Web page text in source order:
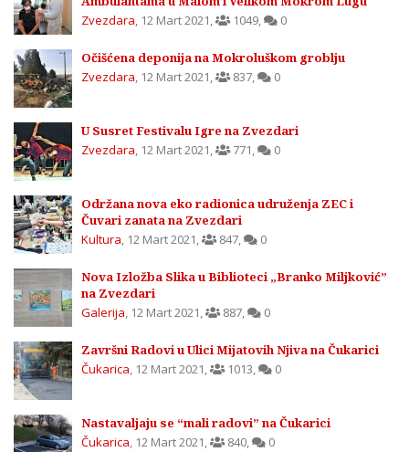
Zvezdara, 12 Mart 2021, 1049, 0
Očišćena deponija na Mokroluškom groblju
Zvezdara, 12 Mart 2021, 837, 0
U Susret Festivalu Igre na Zvezdari
Zvezdara, 12 Mart 2021, 771, 0
Održana nova eko radionica udruženja ZEC i
Čuvari zanata na Zvezdari
Kultura, 12 Mart 2021, 847, 0
Nova Izložba Slika u Biblioteci „Branko Miljković”
na Zvezdari
Galerija, 12 Mart 2021, 887, 0
Završni Radovi u Ulici Mijatovih Njiva na Čukarici
Čukarica, 12 Mart 2021, 1013, 0
Nastavaljaju se “mali radovi” na Čukarici
Čukarica, 12 Mart 2021, 840, 0